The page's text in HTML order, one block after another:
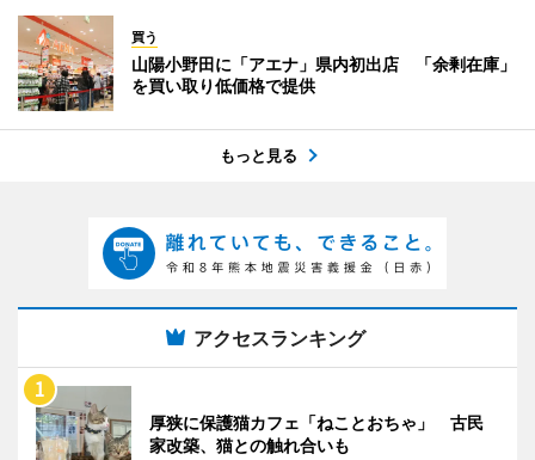
買う
山陽小野田に「アエナ」県内初出店 「余剰在庫」
を買い取り低価格で提供
もっと見る
アクセスランキング
厚狭に保護猫カフェ「ねことおちゃ」 古民
家改築、猫との触れ合いも